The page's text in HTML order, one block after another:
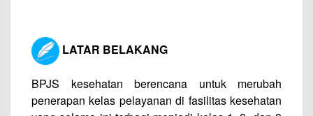
LATAR BELAKANG
BPJS kesehatan berencana untuk merubah
penerapan kelas pelayanan di fasilitas kesehatan